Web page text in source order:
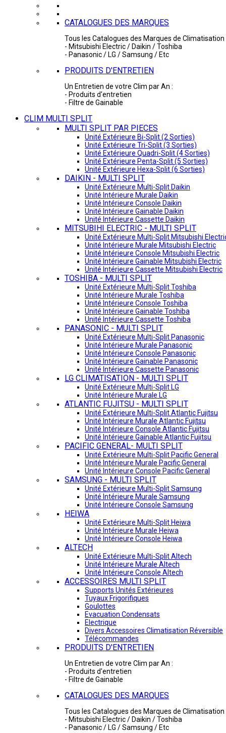
CATALOGUES DES MARQUES
Tous les Catalogues des Marques de Climatisation
- Mitsubishi Electric / Daikin / Toshiba
- Panasonic / LG / Samsung / Etc
PRODUITS D'ENTRETIEN
Un Entretien de votre Clim par An :
- Produits d'entretien
- Filtre de Gainable
CLIM MULTI SPLIT
MULTI SPLIT PAR PIECES
Unité Extérieure Bi-Split (2 Sorties)
Unité Extérieure Tri-Split (3 Sorties)
Unité Extérieure Quadri-Split (4 Sorties)
Unité Extérieure Penta-Split (5 Sorties)
Unité Extérieure Hexa-Split (6 Sorties)
DAIKIN - MULTI SPLIT
Unité Extérieure Multi-Split Daikin
Unité Intérieure Murale Daikin
Unité Intérieure Console Daikin
Unité Intérieure Gainable Daikin
Unité Intérieure Cassette Daikin
MITSUBIHI ELECTRIC - MULTI SPLIT
Unité Extérieure Multi-Split Mitsubishi
Unité Intérieure Murale Mitsubishi Electric
Unité Intérieure Console Mitsubishi Electric
Unité Intérieure Gainable Mitsubishi Electric
Unité Intérieure Cassette Mitsubishi Electric
TOSHIBA - MULTI SPLIT
Unité Extérieure Multi-Split Toshiba
Unité Intérieure Murale Toshiba
Unité Intérieure Console Toshiba
Unité Intérieure Gainable Toshiba
Unité Intérieure Cassette Toshiba
PANASONIC - MULTI SPLIT
Unité Extérieure Multi-Split Panasonic
Unité Intérieure Murale Panasonic
Unité Intérieure Console Panasonic
Unité Intérieure Gainable Panasonic
Unité Intérieure Cassette Panasonic
LG CLIMATISATION - MULTI SPLIT
Unité Extérieure Multi-Split LG
Unité Intérieure Murale LG
ATLANTIC FUJITSU - MULTI SPLIT
Unité Extérieure Multi-Split Atlantic Fujitsu
Unité Intérieure Murale Atlantic Fujitsu
Unité Intérieure Console Atlantic Fujitsu
Unité Intérieure Gainable Atlantic Fujitsu
PACIFIC GENERAL- MULTI SPLIT
Unité Extérieure Multi-Split Pacific General
Unité Intérieure Murale Pacific General
Unité Intérieure Console Pacific General
SAMSUNG - MULTI SPLIT
Unité Extérieure Multi-Split Samsung
Unité Intérieure Murale Samsung
Unité Intérieure Console Samsung
HEIWA
Unité Extérieure Multi-Split Heiwa
Unité Intérieure Murale Heiwa
Unité Intérieure Console Heiwa
ALTECH
Unité Extérieure Multi-Split Altech
Unité Intérieure Murale Altech
Unité Intérieure Console Altech
ACCESSOIRES MULTI SPLIT
Supports Unités Extérieures
Tuyaux Frigorifiques
Goulottes
Evacuation Condensats
Electrique
Divers Accessoires Climatisation Réversible
Télécommandes
PRODUITS D'ENTRETIEN
Un Entretien de votre Clim par An :
- Produits d'entretien
- Filtre de Gainable
CATALOGUES DES MARQUES
Tous les Catalogues des Marques de Climatisation
- Mitsubishi Electric / Daikin / Toshiba
- Panasonic / LG / Samsung / Etc